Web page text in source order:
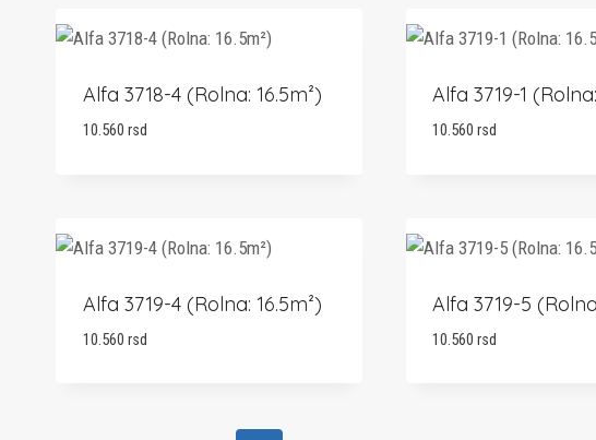
Alfa 3718-4 (Rolna: 16.5m²)
10.560 rsd
Alfa 3719-1
10.560 rsd
Alfa 3719-4 (Rolna: 16.5m²)
10.560 rsd
Alfa 3719-5
10.560 rsd